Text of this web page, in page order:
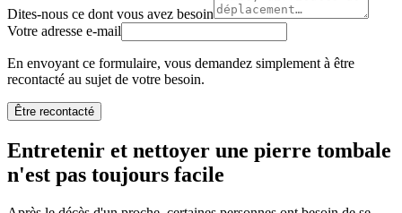
Dites-nous ce dont vous avez besoin
Votre adresse e-mail
En envoyant ce formulaire, vous demandez simplement à être
recontacté au sujet de votre besoin.
Être recontacté
Entretenir et nettoyer une pierre tombale
n'est pas toujours facile